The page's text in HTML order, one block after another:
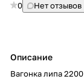
0 Нет отзывов
Описание
Вагонка липа